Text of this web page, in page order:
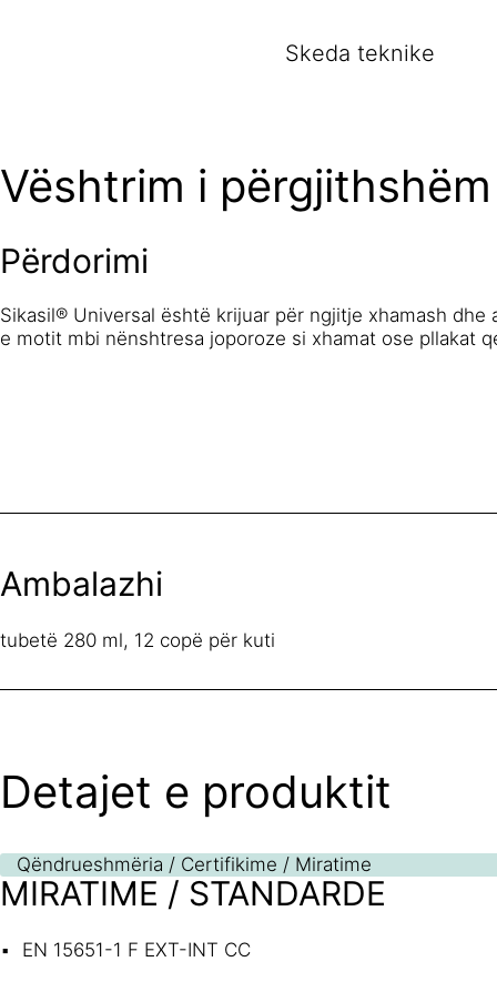
Skeda teknike
Vështrim i përgjithshëm
Përdorimi
Sikasil® Universal është krijuar për ngjitje xhamash dhe
e motit mbi nënshtresa joporoze si xhamat ose pllakat
Ambalazhi
tubetë 280 ml, 12 copë për kuti
Detajet e produktit
Qëndrueshmëria / Certifikime / Miratime
MIRATIME / STANDARDE
EN 15651-1 F EXT-INT CC